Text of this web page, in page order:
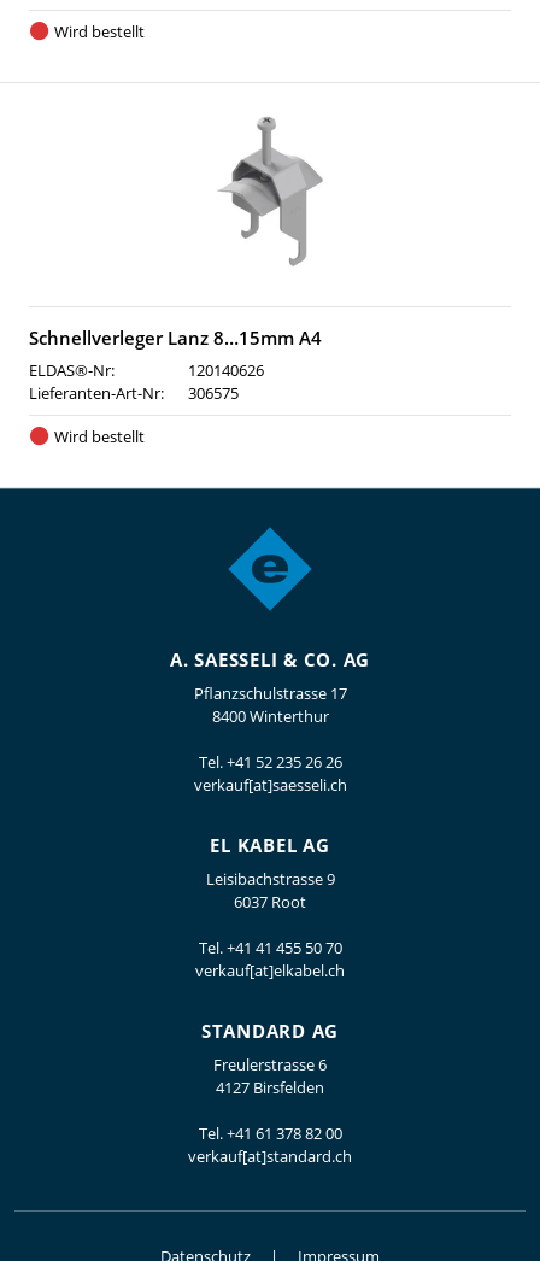
Wird bestellt
Schnellverleger Lanz 8…15mm A4
ELDAS®-Nr:
120140626
Lieferanten-Art-Nr:
306575
Wird bestellt
A. SAESSELI & CO. AG
Pflanzschulstrasse 17
8400 Winterthur
Tel.+41 52 235 26 26
verkauf[at]saesseli.ch
EL KABEL AG
Leisibachstrasse 9
6037 Root
Tel.+41 41 455 50 70
verkauf[at]elkabel.ch
STANDARD AG
Freulerstrasse 6
4127 Birsfelden
Tel.+41 61 378 82 00
verkauf[at]standard.ch
Datenschutz Impressum